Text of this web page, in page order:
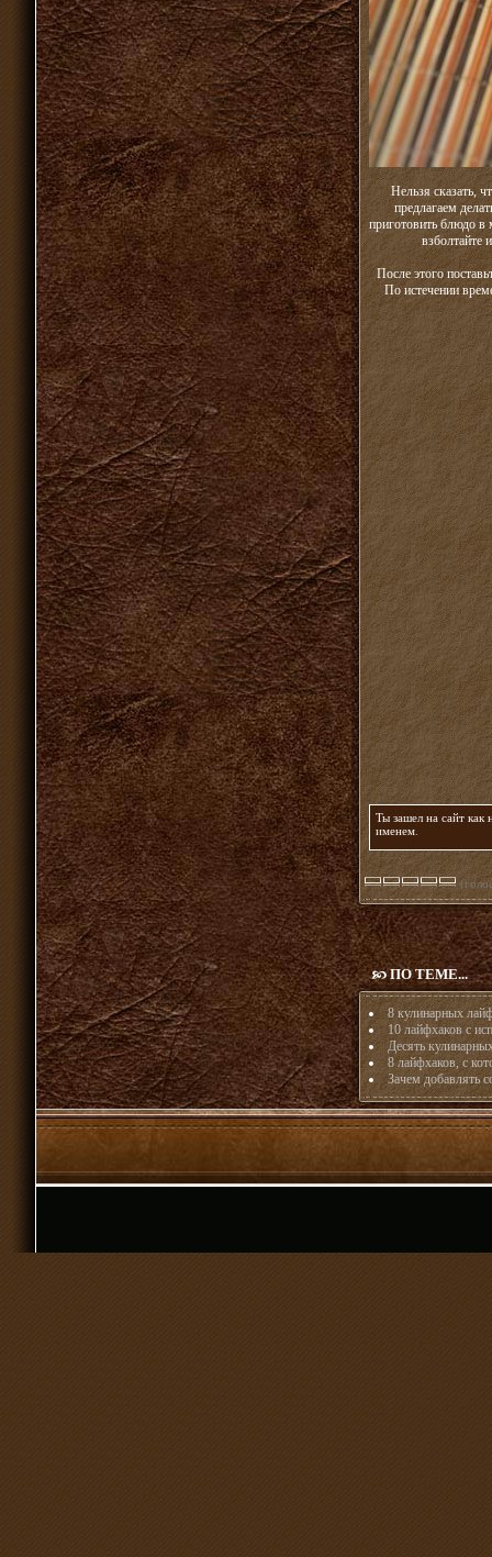
Нельзя сказать,
предлагаем
приготовить блюдо в
взболтайте
После этого
По истечении
Ты зашел на сайт как
именем
ПО ТЕМЕ...
8 кулинарных
10 лайфхаков с
Десять
8 лайфхаков, с
Зачем добавлять